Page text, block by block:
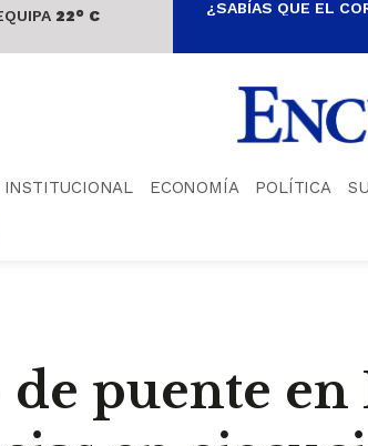
22° C ¿SABÍAS QUE EL
INSTITUCIONAL ECONOMÍA POLÍTICA
de puente